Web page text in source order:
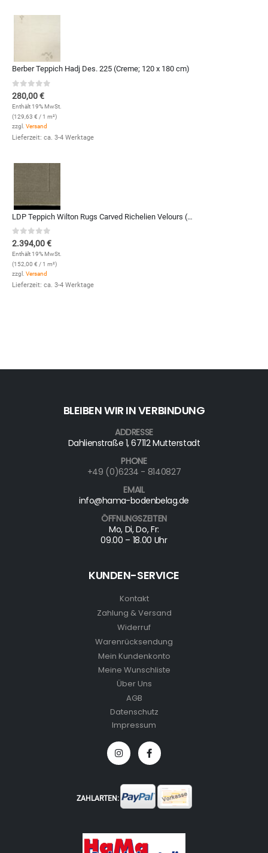
Berber Teppich Hadj Des. 225 (Creme; 120 x 180 cm)
0out of 5
280,00€
Enthält 19% MwSt.
(129,63 € / 1 m²)
zzgl. Versand
Lieferzeit: ca. 3-4 Werktage
LDP Teppich Wilton Rugs Carved Richelien Velours (7501; 350 x 450 cm)
0 out of 5
2.394,00€
Enthält 19% MwSt.
(152,00 € / 1 m²)
zzgl. Versand
Lieferzeit: ca. 3-4 Werktage
BLEIBEN WIR IN VERBINDUNG
ADDRESSE
Dahlienstraße 1, 67112 Mutterstadt
PHONE
+49 (0)6234 - 8140827
EMAIL
info@hama-bodenbelag.de
ÖFFNUNGSZEITEN
Mo, Di, Do, Fr:
09.00 – 18.00 Uhr
KUNDEN-SERVICE
Kontakt
Zahlung & Versand
Widerruf
Warenrücksendung
Mein Kundenkonto
Meine Wunschliste
Über Uns
AGB
Datenschutz
Impressum
ZAHLARTEN: